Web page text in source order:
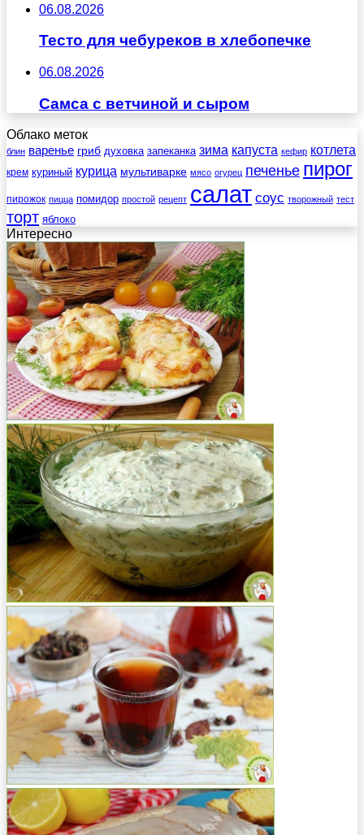
06.08.2026
Тесто для чебуреков в хлебопечке
06.08.2026
Самса с ветчиной и сыром
Облако меток
блин варенье гриб духовка запеканка зима капуста кефир котлета
крем куриный курица мультиварке мясо огурец печенье пирог
пирожок пицца помидор простой рецепт салат соус творожный тест
торт яблоко
Интересно